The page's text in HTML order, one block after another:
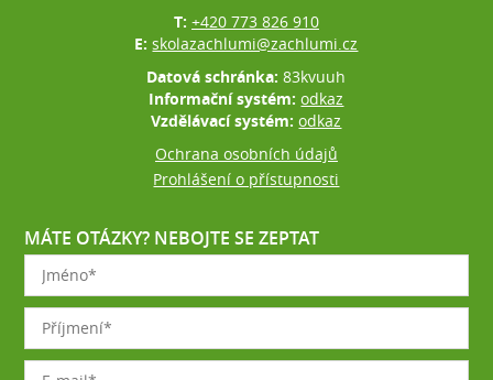
T: +420 773 826 910
E:skolazachlumi@zachlumi.cz
Datová schránka:83kvuuh
Informační systém:odkaz
Vzdělávací systém:odkaz
Ochrana osobních údajů
Prohlášení o přístupnosti
MÁTE OTÁZKY? NEBOJTE SE ZEPTAT